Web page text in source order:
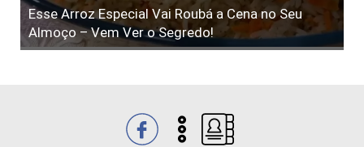
Esse Arroz Especial Vai Roubá a Cena no Seu
Almoço – Vem Ver o Segredo!